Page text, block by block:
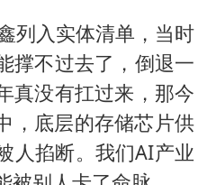
列入实体清单，当时
撑不过去了，倒退一
真没有扛过来，那今
，底层的存储芯片供
人掐断。我们AI产业